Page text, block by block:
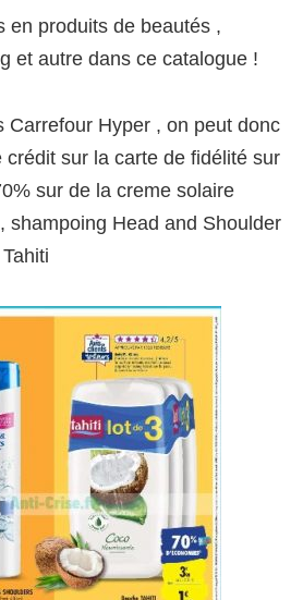
en produits de beautés ,
et autre dans ce catalogue !
Carrefour Hyper , on peut donc
crédit sur la carte de fidélité sur
sur de la creme solaire
shampoing Head and Shoulder